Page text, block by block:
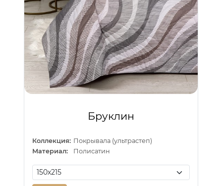
Бруклин
Коллекция: Покрывала (ультрастеп)
Материал:
Полисатин